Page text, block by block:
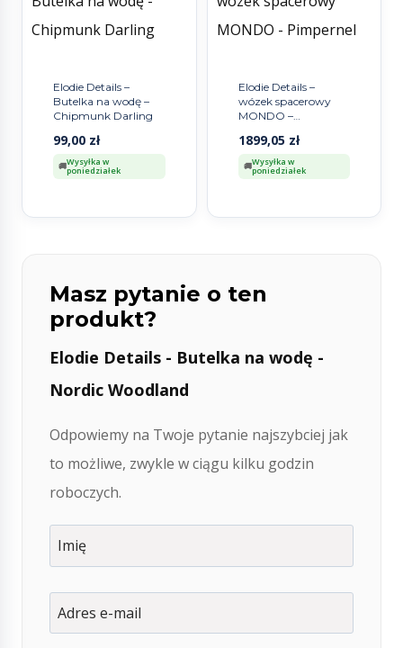
Elodie Details –
Butelka na wodę –
Chipmunk Darling
99,00 zł
Wysyłka w
poniedziałek
Elodie Details –
wózek spacerowy
MONDO –
1899,05 zł
Wysyłka w
poniedziałek
Masz pytanie o ten
produkt?
Elodie Details - Butelka na wodę -
Nordic Woodland
Odpowiemy na Twoje pytanie najszybciej jak
to możliwe, zwykle w ciągu kilku godzin
roboczych.